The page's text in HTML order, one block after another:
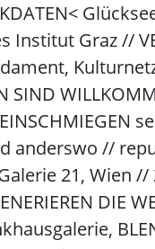
Graz //
anderswo //
21, Wien //
DIE